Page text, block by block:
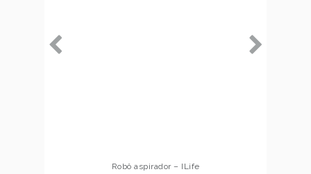
Robô aspirador – ILife